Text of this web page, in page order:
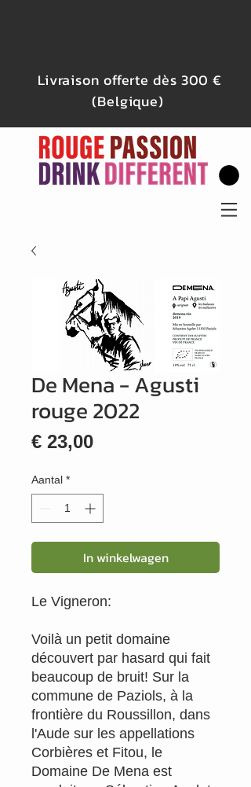
Livraison offerte dès 300 €
(Belgique)
De Mena - Agusti
rouge 2022
€ 23,00Prijs
Aantal *
In winkelwagen
Le Vigneron:
Voilà un petit domaine
découvert par hasard qui fait
beaucoup de bruit! Sur la
commune de Paziols, à la
frontière du Roussillon, dans
l'Aude sur les appellations
Corbières et Fitou, le
Domaine De Mena est